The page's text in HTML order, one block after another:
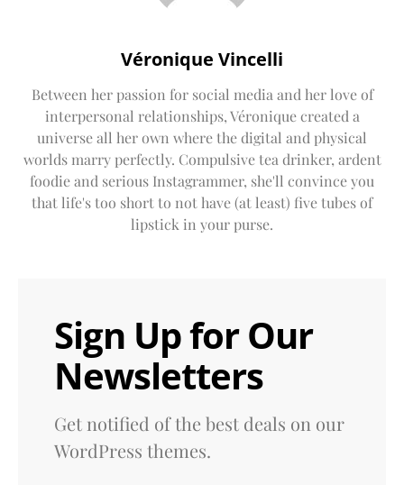
Véronique Vincelli
Between her passion for social media and her love of
interpersonal relationships, Véronique created a
universe all her own where the digital and physical
worlds marry perfectly. Compulsive tea drinker, ardent
foodie and serious Instagrammer, she'll convince you
that life's too short to not have (at least) five tubes of
lipstick in your purse.
Sign Up for Our
Newsletters
Get notified of the best deals on our
WordPress themes.